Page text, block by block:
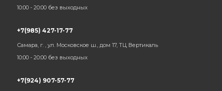
10:00 - 20:00 без выходных
+7(985) 427-17-77
Самара, г. , ул. Московское ш., дом 17, ТЦ Вертикаль
10:00 - 20:00 без выходных
+7(924) 907-57-77